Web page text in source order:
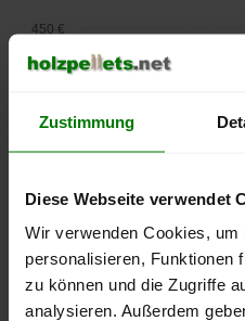
Zustimmung
Diese Webseite verwendet
Wir verwenden Cookies, um
personalisieren, Funktionen
zu können und die Zugriffe
analysieren. Außerdem
September
250 €
300 €
350 €
450 €